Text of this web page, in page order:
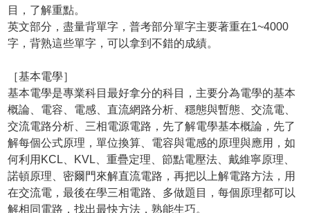
目，了解重點。
英文部分，盡量背單字，普考部分單字主要著重在1~4000
字，背熟這些單字，可以拿到不錯的成績。
［基本電學］
基本電學是專業科目最好拿分的科目，主要分為電學的基本
概論、電容、電感、直流網路分析、穩態與暫態、交流電、
交流電路分析、三相電源電路，先了解電學基本概論，先了
解每個公式原理，單位換算、電容與電感的原理與應用，如
何利用KCL、KVL、重疊定理、節點電壓法、戴維寧原理、
諾頓原理、密爾門來解直流電路，再把以上解電路方法，用
在交流電，最後在學三相電路、多做題目，每個原理都可以
解相同電路，找出最快方法，熟能生巧。